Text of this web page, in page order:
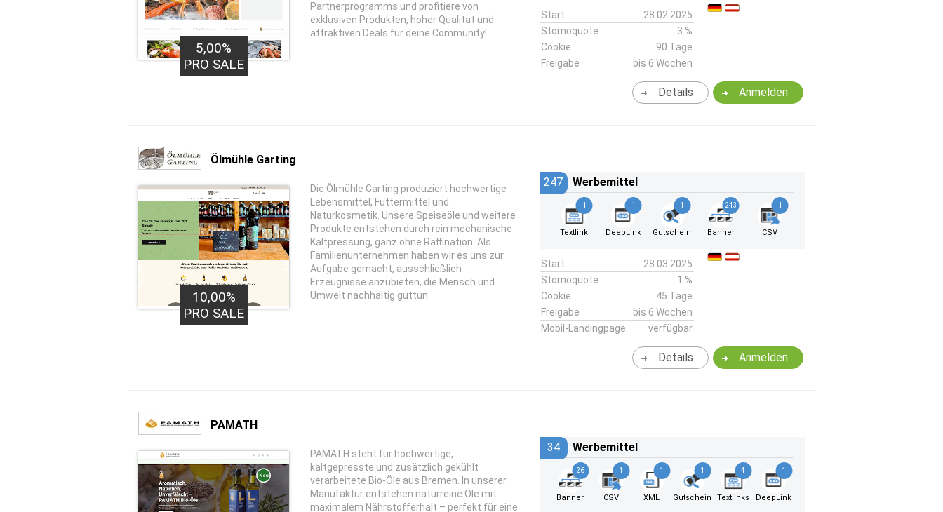
5,00%
PRO SALE
Partnerprogramms und profitiere von
exklusiven Produkten, hoher Qualität und
attraktiven Deals für deine Community!
Start
28.02.2025
Stornoquote
3 %
Cookie
90 Tage
Freigabe
bis 6 Wochen
Anmelden
Details
Ölmühle Garting
10,00%
PRO SALE
Die Ölmühle Garting produziert hochwertige
Lebensmittel, Futtermittel und
Naturkosmetik. Unsere Speiseöle und weitere
Produkte entstehen durch rein mechanische
Kaltpressung, ganz ohne Raffination. Als
Familienunternehmen haben wir es uns zur
Aufgabe gemacht, ausschließlich
Erzeugnisse anzubieten, die Mensch und
Umwelt nachhaltig guttun.
247 Werbemittel
1
Textlink
1
DeepLink
1
Gutschein
243
Banner
1
CSV
Start
28.03.2025
Stornoquote
1 %
Cookie
45 Tage
Freigabe
bis 6 Wochen
Mobil-Landingpage
verfügbar
Anmelden
Details
PAMATH
PAMATH steht für hochwertige,
kaltgepresste und zusätzlich gekühlt
verarbeitete Bio-Öle aus Bremen. In unserer
Manufaktur entstehen naturreine Öle mit
maximalem Nährstofferhalt – perfekt für eine
34 Werbemittel
26
Banner
1
CSV
1
XML
1
Gutschein
4
Textlinks
1
DeepLink